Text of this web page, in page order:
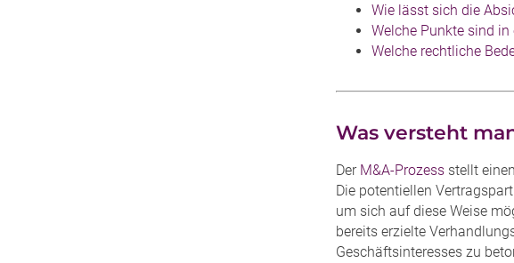
Wie lässt sich die
Welche Punkte sind
Welche rechtliche
Was versteht
Der M&A-Prozess stellt
Die potentiellen
um sich auf diese Weise
bereits erzielte
Geschäftsinteresses zu